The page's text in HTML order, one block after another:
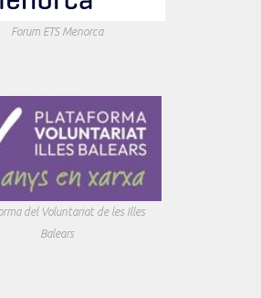
Forum ETS Menorca
del Voluntariat de les Illes
Balears